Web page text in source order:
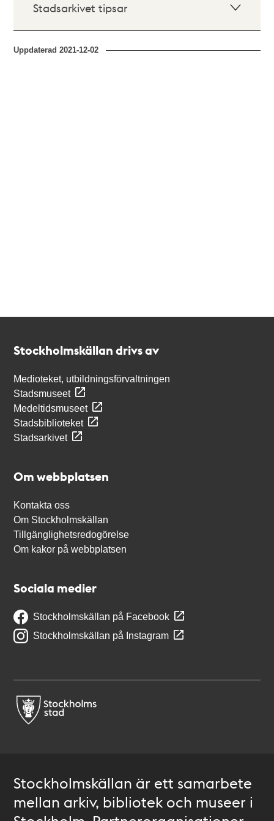
Stadsarkivet tipsar
Uppdaterad2021-12-02
Stockholmskällan drivs av
Medioteket, utbildningsförvaltningen
Stadsmuseet
Medeltidsmuseet
Stadsbiblioteket
Stadsarkivet
Om webbplatsen
Kontakta oss
Om Stockholmskällan
Tillgänglighetsredogörelse
Om kakor på webbplatsen
Sociala medier
Stockholmskällan på Facebook
Stockholmskällan på Instagram
Stockholmskällan är ett samarbete
mellan arkiv, bibliotek och museer i